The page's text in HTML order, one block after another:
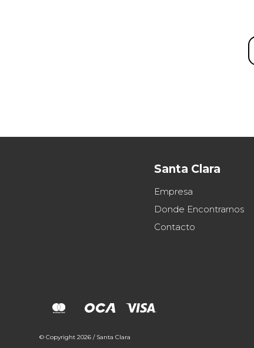
Santa Clara
Empresa
Donde Encontrarnos
Contacto
© Copyright 2026 / Santa Clara